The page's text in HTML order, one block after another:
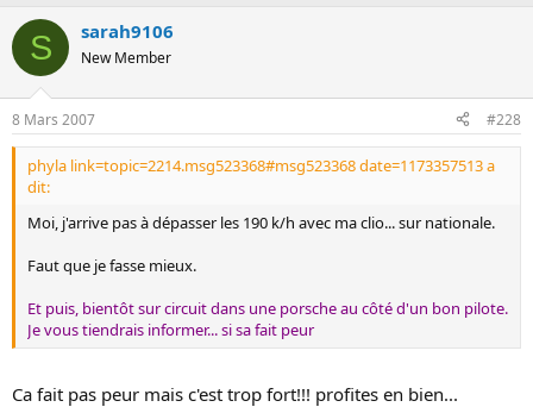
S sarah9106
New Member
8 Mars 2007 #228
phyla link=topic=2214.msg523368#msg523368 date=1173357513 a
dit:
Moi, j'arrive pas à dépasser les 190 k/h avec ma clio... sur nationale.
Faut que je fasse mieux.
Et puis, bientôt sur circuit dans une porsche au côté d'un bon pilote.
Je vous tiendrais informer... si sa fait peur
Ca fait pas peur mais c'est trop fort!!! profites en bien...